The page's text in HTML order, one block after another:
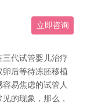
立即咨询
代试管婴儿治疗
后等待冻胚移植
易焦虑的试管人
的现象，那么，